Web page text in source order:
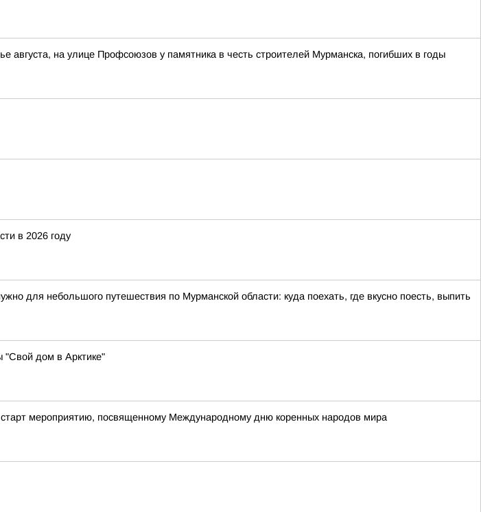
августа, на улице Профсоюзов у памятника в честь строителей Мурманска, погибших в годы
в 2026 году
для небольшого путешествия по Мурманской области: куда поехать, где вкусно поесть, выпить
"Свой дом в Арктике"
мероприятию, посвященному Международному дню коренных народов мира